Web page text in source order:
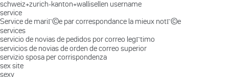
schweiz+zurich-kanton+wallisellen username
service
Service de mariГ©e par correspondance la mieux notГ©e
services
servicio de novias de pedidos por correo legГ­timo
servicios de novias de orden de correo superior
servizio sposa per corrispondenza
sex site
sexy